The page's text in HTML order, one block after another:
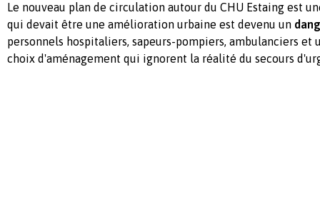
Le nouveau plan de circulation autour du CHU Estaing est
qui devait être une amélioration urbaine est devenu un
personnels hospitaliers, sapeurs-pompiers, ambulanciers et
choix d'aménagement qui ignorent la réalité du secours